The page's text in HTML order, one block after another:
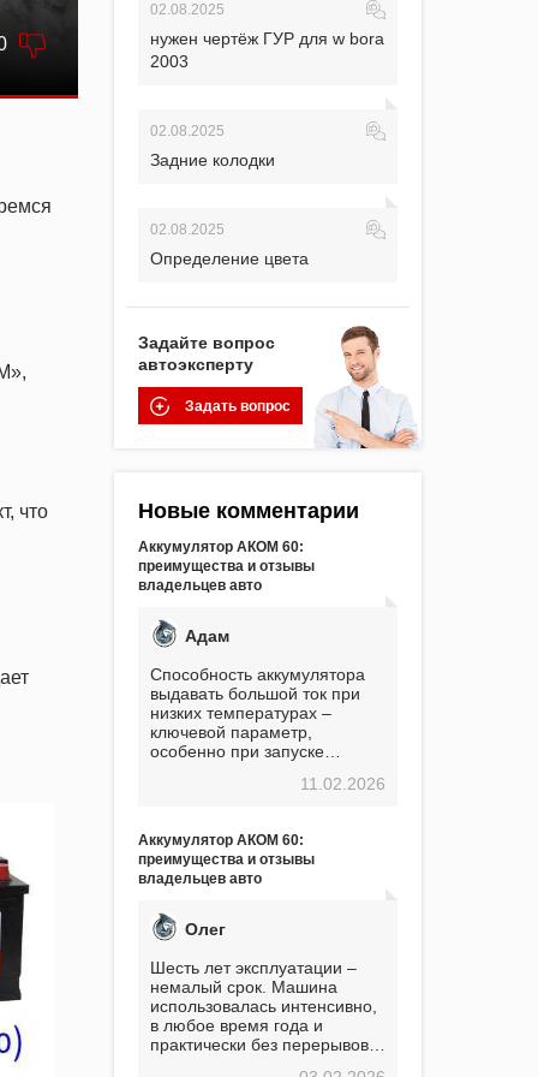
что
02.08.2025
нужен чертёж ГУР для w bora
2003
02.08.2025
Задние колодки
02.08.2025
Определение цвета
Задайте вопрос
автоэксперту
Задать вопрос
Новые комментарии
Аккумулятор АКОМ 60:
преимущества и отзывы
владельцев авто
Адам
Способность аккумулятора
выдавать большой ток при
низких температурах –
ключевой параметр,
особенно при запуске
показывает, что данный
стоимость. Долго сомневался
перед приобретением, но в
итоге ни разу не пожалел.
вложение, избавляющее от
головной боли, связанной с
АКБ. Подтверждаю
11.02.2026
Аккумулятор АКОМ 60:
преимущества и отзывы
владельцев авто
Олег
Шесть лет эксплуатации –
немалый срок. Машина
использовалась интенсивно,
в любое время года и
практически без перерывов.